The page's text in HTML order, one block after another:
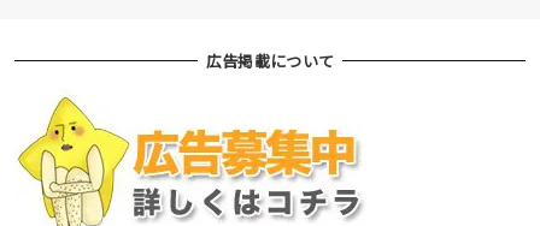
広告掲載について